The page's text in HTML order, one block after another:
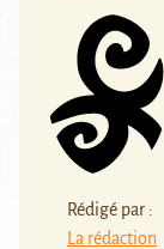
Rédigé par :
La rédaction